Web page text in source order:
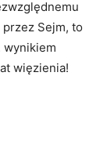
Sejm, to
wynikiem
więzienia!